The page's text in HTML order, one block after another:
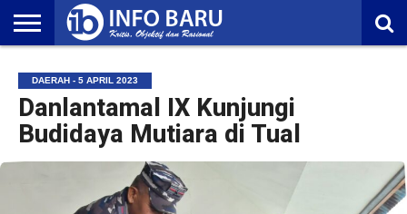
NASIONAL
AMBONIA
MALUKU
EKONOMI
POLITIK
OLAHRAGA
LIFESTYLE
REDAKSI
DAERAH - 5 APRIL 2023
Danlantamal IX Kunjungi
Budidaya Mutiara di Tual